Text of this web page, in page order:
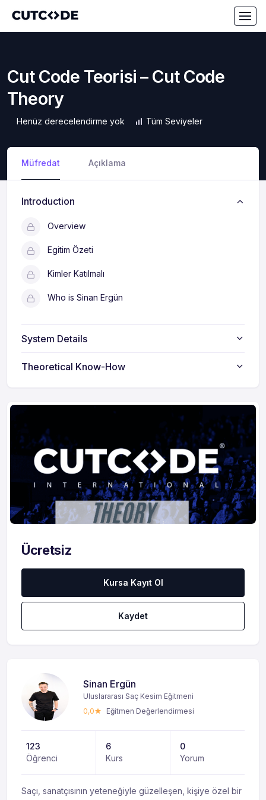
Cut Code Teorisi – Cut Code
Theory
Henüz derecelendirme yok Tüm Seviyeler
Müfredat Açıklama
Introduction
Overview
Egitim Özeti
Kimler Katılmalı
Who is Sinan Ergün
System Details
Theoretical Know-How
Ücretsiz
Kursa Kayıt Ol
Kaydet
Sinan Ergün
Uluslararası Saç Kesim Eğitmeni
0,0
Eğitmen Değerlendirmesi
123
Öğrenci
6
Kurs
0
Yorum
Saçı, sanatçısının yeteneğiyle güzelleşen, kişiye özel bir